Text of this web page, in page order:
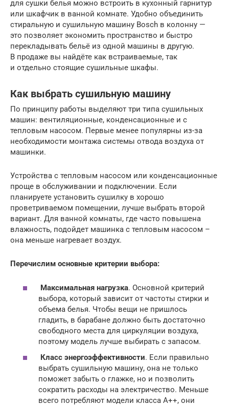
для сушки белья можно встроить в кухонный гарнитур
или шкафчик в ванной комнате. Удобно объединить
стиральную и сушильную машину Bosch в колонну —
это позволяет экономить пространство и быстро
перекладывать бельё из одной машины в другую.
В продаже вы найдёте как встраиваемые, так
и отдельно стоящие сушильные шкафы.
Как выбрать сушильную машину
По принципу работы выделяют три типа сушильных
машин: вентиляционные, конденсационные и с
тепловым насосом. Первые менее популярны из-за
необходимости монтажа системы отвода воздуха от
машинки.
Устройства с тепловым насосом или конденсационные
проще в обслуживании и подключении. Если
планируете установить сушилку в хорошо
проветриваемом помещении, лучше выбрать второй
вариант. Для ванной комнаты, где часто повышена
влажность, подойдет машинка с тепловым насосом –
она меньше нагревает воздух.
Перечислим основные критерии выбора:
Максимальная нагрузка. Основной критерий
выбора, который зависит от частоты стирки и
объема белья. Чтобы вещи не пришлось
гладить, в барабане должно быть достаточно
свободного места для циркуляции воздуха,
поэтому модель лучше выбирать с запасом.
Класс энергоэффективности. Если правильно
выбрать сушильную машину, она не только
поможет забыть о глажке, но и позволить
сократить расходы на электричество. Меньше
всего потребляют модели класса А++, они